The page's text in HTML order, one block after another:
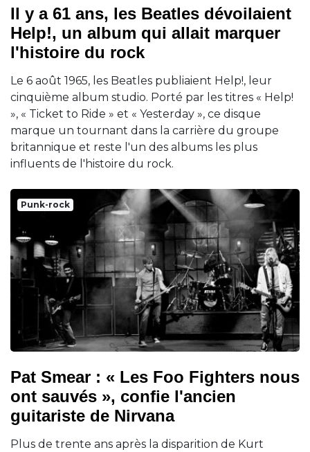
Il y a 61 ans, les Beatles dévoilaient
Help!, un album qui allait marquer
l'histoire du rock
Le 6 août 1965, les Beatles publiaient Help!, leur
cinquième album studio. Porté par les titres « Help!
», « Ticket to Ride » et « Yesterday », ce disque
marque un tournant dans la carrière du groupe
britannique et reste l'un des albums les plus
influents de l'histoire du rock.
Punk-rock
Pat Smear : « Les Foo Fighters nous
ont sauvés », confie l'ancien
guitariste de Nirvana
Plus de trente ans après la disparition de Kurt